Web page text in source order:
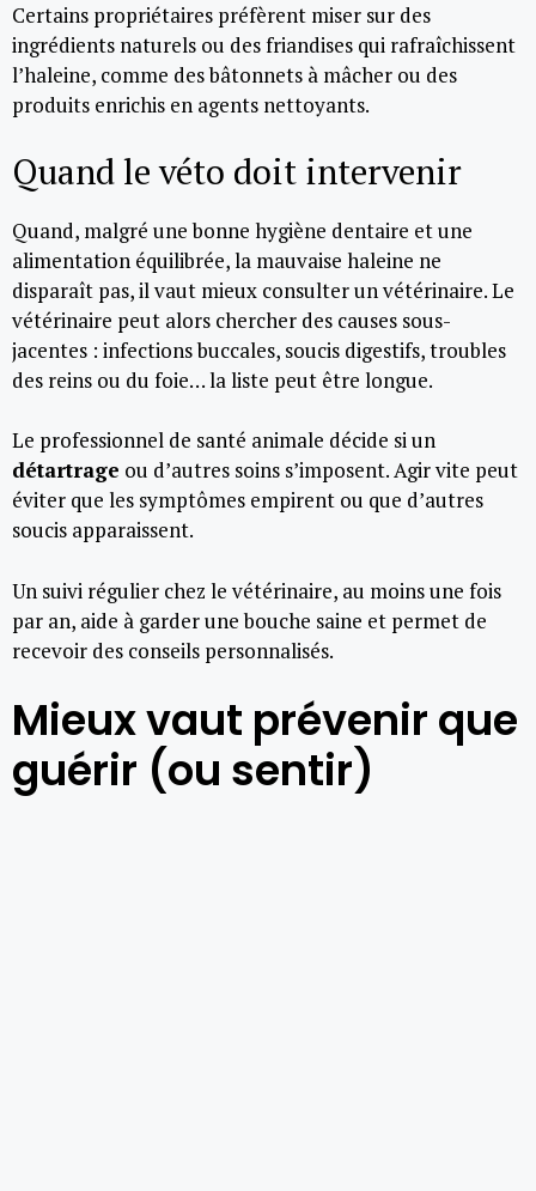
Certains propriétaires préfèrent miser sur des
ingrédients naturels ou des friandises qui rafraîchissent
l’haleine, comme des bâtonnets à mâcher ou des
produits enrichis en agents nettoyants.
Quand le véto doit intervenir
Quand, malgré une bonne hygiène dentaire et une
alimentation équilibrée, la mauvaise haleine ne
disparaît pas, il vaut mieux consulter un vétérinaire. Le
vétérinaire peut alors chercher des causes sous-
jacentes : infections buccales, soucis digestifs, troubles
des reins ou du foie… la liste peut être longue.
Le professionnel de santé animale décide si un
détartrage ou d’autres soins s’imposent. Agir vite peut
éviter que les symptômes empirent ou que d’autres
soucis apparaissent.
Un suivi régulier chez le vétérinaire, au moins une fois
par an, aide à garder une bouche saine et permet de
recevoir des conseils personnalisés.
Mieux vaut prévenir que
guérir (ou sentir)